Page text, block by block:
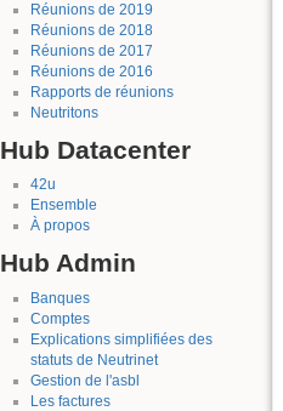
Réunions de 2019
Réunions de 2018
Réunions de 2017
Réunions de 2016
Rapports de réunions
Neutritons
Hub Datacenter
42u
Ensemble
À propos
Hub Admin
Banques
Comptes
Explications simplifiées des
statuts de Neutrinet
Gestion de l'asbl
Les factures